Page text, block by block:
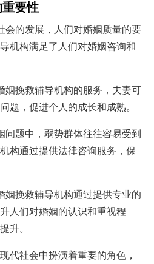
要性
会的发展，人们对婚姻质量的要
机构满足了人们对婚姻咨询和
姻挽救辅导机构的服务，夫妻可
题，促进个人的成长和成熟。
问题中，弱势群体往往容易受到
构通过提供法律咨询服务，保
姻挽救辅导机构通过提供专业的
人们对婚姻的认识和重视程
升。
代社会中扮演着重要的角色，